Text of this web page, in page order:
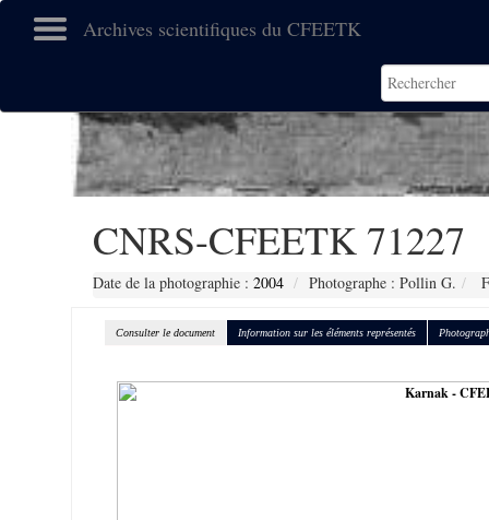
Archives scientifiques du CFEETK
CNRS-CFEETK 71227
Date de la photographie : 2004 Photographe : Pollin G.
Consulter le document Information sur les éléments représentés